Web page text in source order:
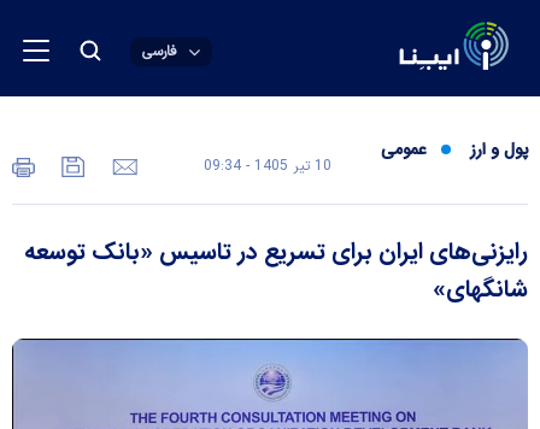
فارسی
پول و ارز عمومی
10 تير 1405 - 09:34
رایزنی‌های ایران برای تسریع در تاسیس «بانک توسعه
شانگهای»